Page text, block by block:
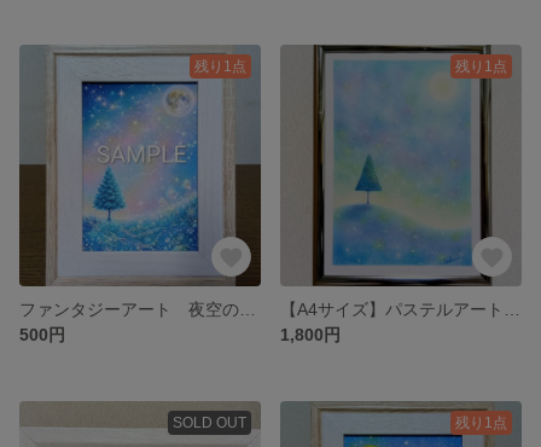
残り1点
500円
残り1点
1,800円
SOLD OUT 残り1点